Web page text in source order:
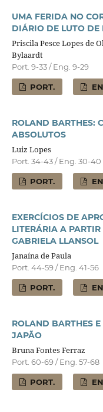
UMA FERIDA NO
DIÁRIO DE LUTO DE
Priscila Pesce Lopes de
Bylaardt
Port. 9-33 / Eng. 9-29
PORT.
ROLAND BARTHES:
ABSOLUTOS
Luiz Lopes
Port. 34-43 / Eng. 30-40
PORT.
EXERCÍCIOS DE
LITERÁRIA A
GABRIELA LLANSOL
Janaína de Paula
Port. 44-59 / Eng. 41-56
PORT.
ROLAND BARTHES
JAPÃO
Bruna Fontes Ferraz
Port. 60-69 / Eng. 57-68
PORT.